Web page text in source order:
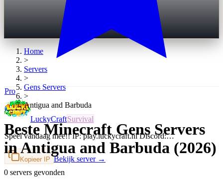
Pro
LuckyCraftSurvival
Speel vandaag mee!! IP: play.luckycraft.nl Discord:…
Kopieer IP Bekijk server →
Home
>
Servers
>
GensServers
>
Antigua and Barbuda
Beste Minecraft Gens Servers
in Antigua and Barbuda (2026)
0 servers gevonden